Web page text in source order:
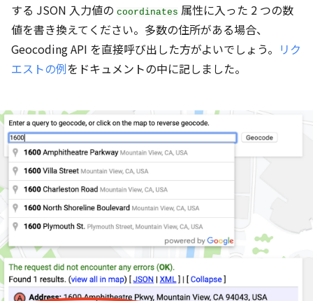
する JSON 入力値の coordinates 属性に入った 2 つの数
値を書き換えてください。多数の住所がある場合、
Geocoding API を直接呼び出した方がよいでしょう。 リク
エストの例をドキュメントの中に記しました。